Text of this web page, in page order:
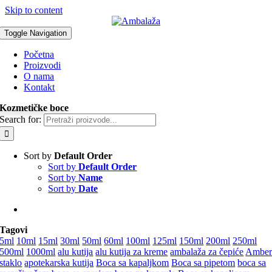
Skip to content
Toggle Navigation
Početna
Proizvodi
O nama
Kontakt
Kozmetičke boce
Search for:
Sort byDefault Order
Sort byDefault Order
Sort byName
Sort byDate
Tagovi
5ml 10ml 15ml 30ml 50ml 60ml 100ml 125ml 150ml 200ml 250ml
500ml 1000ml alu kutija alu kutija za kreme ambalaža za čepiće Amber
staklo apotekarska kutija Boca sa kapaljkom Boca sa pipetom boca sa